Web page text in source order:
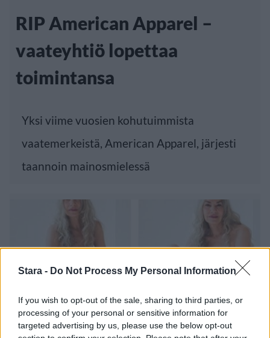
Stara - Do Not Process My Personal Information
If you wish to opt-out of the sale, sharing to third parties, or
processing of your personal or sensitive information for
targeted advertising by us, please use the below opt-out
RIP American Apparel –
vaateyhtiö lopettaa
toimintansa
Yksi viime vuosien kohutuimmista
vaatemerkeistä, American Apparel, järjesti
taannoin mainosmielessä